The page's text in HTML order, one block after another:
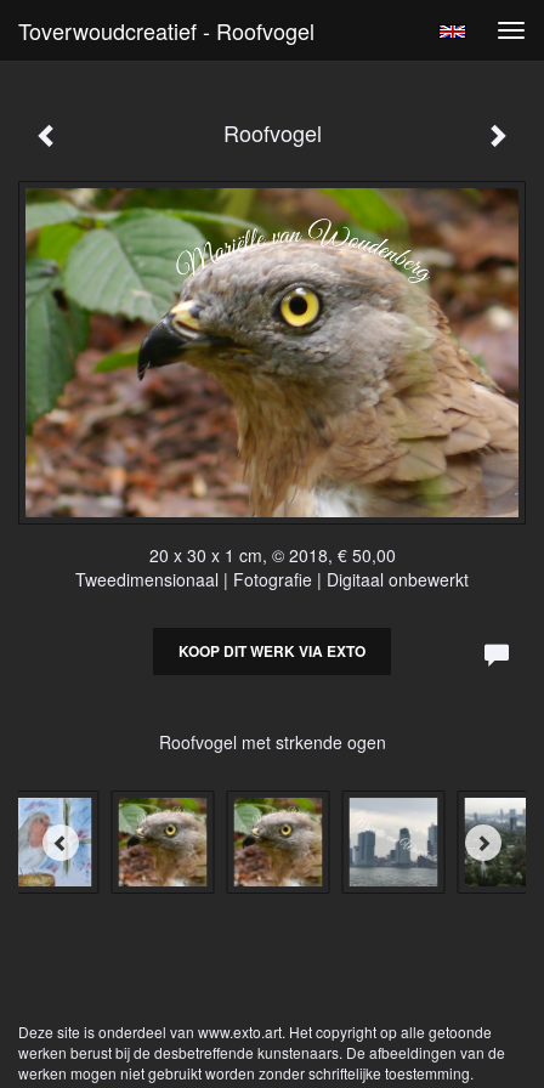
Toverwoudcreatief - Roofvogel
Roofvogel
20 x 30 x 1 cm, © 2018, € 50,00
Tweedimensionaal | Fotografie | Digitaal onbewerkt
KOOP DIT WERK VIA EXTO
Roofvogel met strkende ogen
Deze site is onderdeel van www.exto.art. Het copyright op alle getoonde
werken berust bij de desbetreffende kunstenaars. De afbeeldingen van de
werken mogen niet gebruikt worden zonder schriftelijke toestemming.